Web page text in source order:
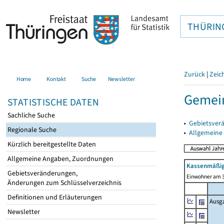
Home Kontakt Suche Newsletter
STATISTISCHE DATEN
Sachliche Suche
Regionale Suche
Kürzlich bereitgestellte Daten
Allgemeine Angaben, Zuordnungen
Gebietsveränderungen,
Änderungen zum Schlüsselverzeichnis
Definitionen und Erläuterungen
Newsletter
Zurück |
▸
▸
Einwohner am